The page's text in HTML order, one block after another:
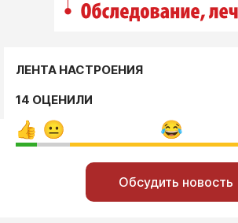
ЛЕНТА НАСТРОЕНИЯ
14 ОЦЕНИЛИ
Обсудить новость